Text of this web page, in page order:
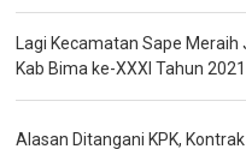
Lagi Kecamatan Sape
Kab Bima ke-XXXI Tahun 2021
Alasan Ditangani KPK,